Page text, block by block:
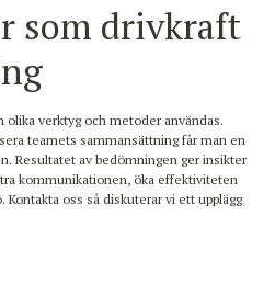
som drivkraft
verktyg och metoder användas.
teamets sammansättning får man en
Resultatet av bedömningen ger insikter
kommunikationen, öka effektiviteten
oss så diskuterar vi ett upplägg